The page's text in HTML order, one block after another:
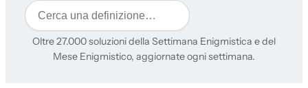
Cerca
Oltre 27.000 soluzioni della Settimana Enigmistica e del
Mese Enigmistico, aggiornate ogni settimana.